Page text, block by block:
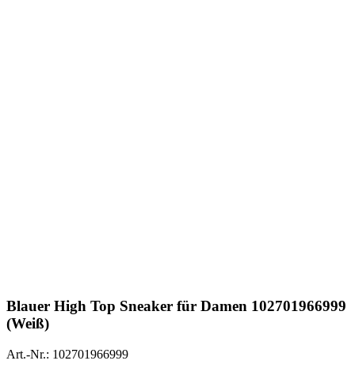
Blauer High Top Sneaker für Damen 102701966999
(Weiß)
Art.-Nr.: 102701966999